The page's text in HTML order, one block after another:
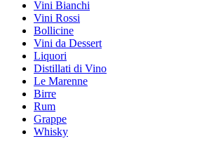
Vini Bianchi
Vini Rossi
Bollicine
Vini da Dessert
Liquori
Distillati di Vino
Le Marenne
Birre
Rum
Grappe
Whisky